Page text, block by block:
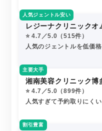
人気ジェントル安い
レジーナクリニックオ
⭐️ 4.7／5.0（515件）
人気のジェントルを低価
主要大手
湘南美容クリニック博
⭐️ 4.7／5.0（899件）
人気すぎて予約取りにく
割引豊富